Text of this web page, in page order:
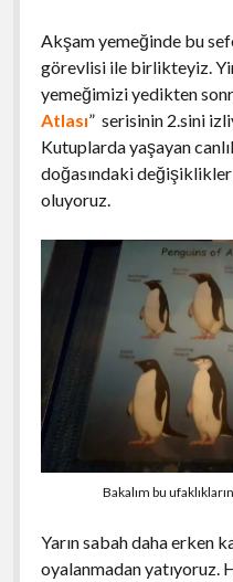
Akşam yemeğinde bu
görevlisi ile birlikteyiz.
yemeğimizi yedikten
Atlası” serisinin 2.sini
Kutuplarda yaşayan
doğasındaki
oluyoruz.
Bakalım bu
Yarın sabah daha erken
oyalanmadan yatıyoruz.